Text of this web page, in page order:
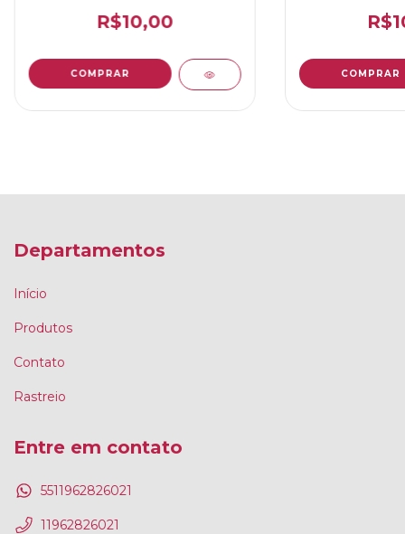
R$10,00
COMPRAR
Departamentos
Início
Produtos
Contato
Rastreio
Entre em contato
5511962826021
11962826021